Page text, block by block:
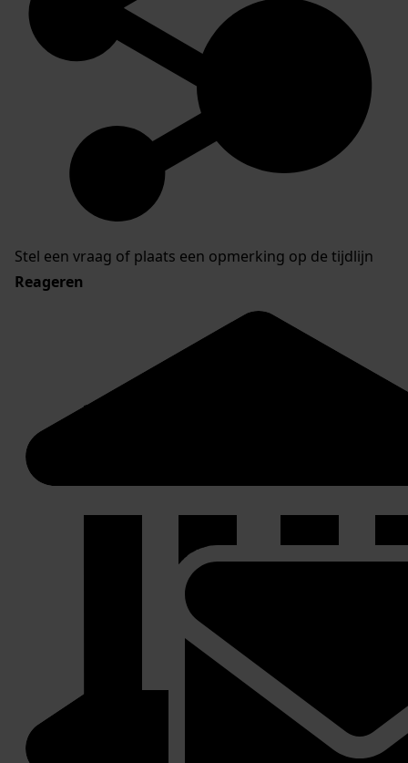
Stel een vraag of plaats een opmerking op de tijdlijn
Reageren